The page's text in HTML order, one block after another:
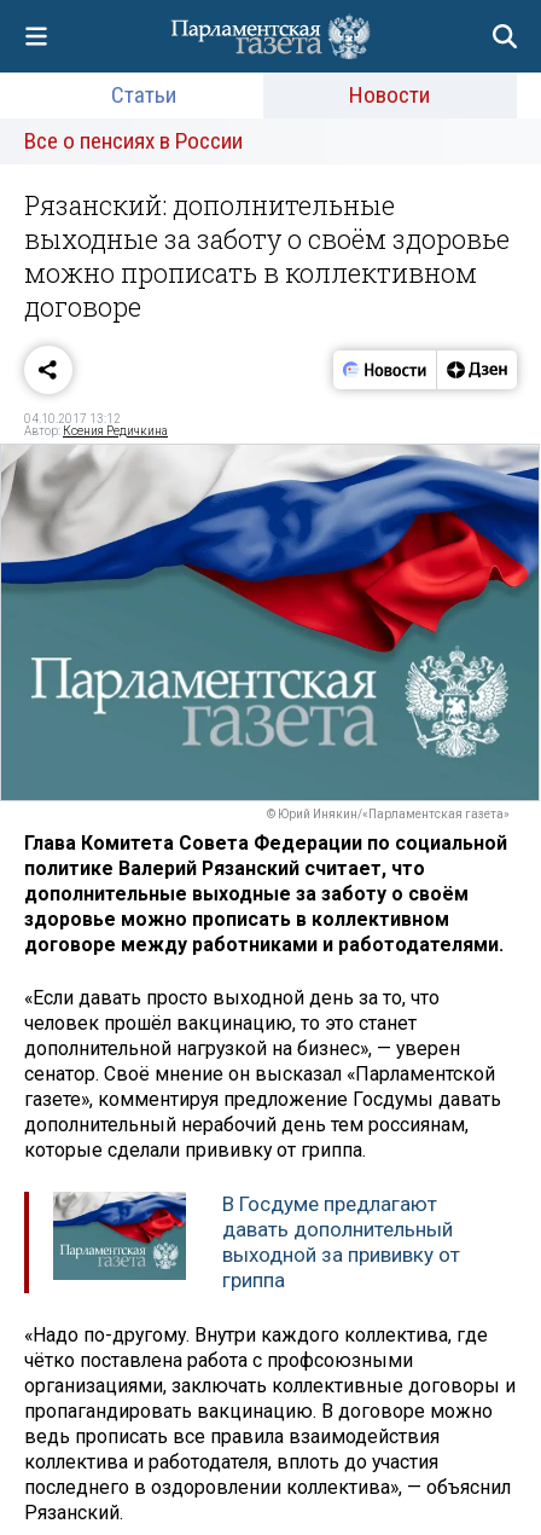
Статьи
Новости
Все о пенсиях в России
Рязанский: дополнительные
выходные за заботу о своём здоровье
можно прописать в коллективном
договоре
04.10.2017 13:12
Автор: Ксения Редичкина
© Юрий Инякин/«Парламентская газета»
Глава Комитета Совета Федерации по социальной
политике Валерий Рязанский считает, что
дополнительные выходные за заботу о своём
здоровье можно прописать в коллективном
договоре между работниками и работодателями.
«Если давать просто выходной день за то, что
человек прошёл вакцинацию, то это станет
дополнительной нагрузкой на бизнес», — уверен
сенатор. Своё мнение он высказал «Парламентской
газете», комментируя предложение Госдумы давать
дополнительный нерабочий день тем россиянам,
которые сделали прививку от гриппа.
В Госдуме предлагают
давать дополнительный
выходной за прививку от
гриппа
«Надо по-другому. Внутри каждого коллектива, где
чётко поставлена работа с профсоюзными
организациями, заключать коллективные договоры и
пропагандировать вакцинацию. В договоре можно
ведь прописать все правила взаимодействия
коллектива и работодателя, вплоть до участия
последнего в оздоровлении коллектива», — объяснил
Рязанский.